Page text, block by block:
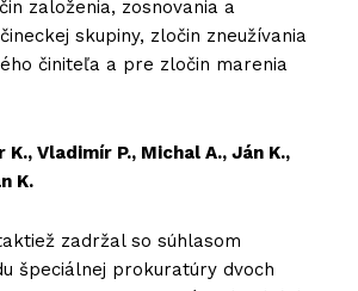
založenia, zosnovania a
skupiny, zločin zneužívania
činiteľa a pre zločin marenia
Vladimír P., Michal A., Ján K.,
K.
zadržal so súhlasom
špeciálnej prokuratúry dvoch